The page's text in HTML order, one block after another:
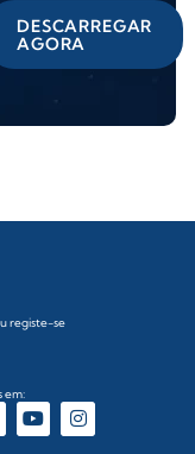
DESCARREGAR
AGORA
registe-se
em: